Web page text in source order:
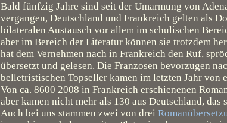
Bald fünfzig Jahre sind seit der Umarmung von
vergangen, Deutschland und Frankreich gelten als
bilateralen Austausch vor allem im schulischen
aber im Bereich der Literatur können sie trotzdem
hat dem Vernehmen nach in Frankreich den Ruf,
übersetzt und gelesen. Die Franzosen bevorzugen
belletristischen Topseller kamen im letzten Jahr von
Von ca. 8600 2008 in Frankreich erschienenen
aber kamen nicht mehr als 130 aus Deutschland,
Auch bei uns stammen zwei von drei